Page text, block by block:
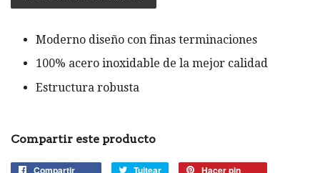
Moderno diseño con finas terminaciones
100% acero inoxidable de la mejor calidad
Estructura robusta
Compartir este producto
Compartir
Compartir
Tuitear
Tuitear Hacer pin